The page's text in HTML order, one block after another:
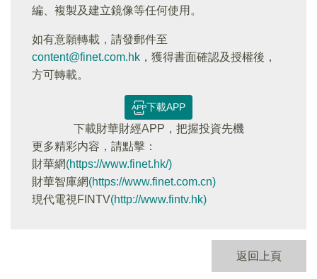
編、複製及建立鏡像等任何使用。
如有意願轉載，請發郵件至
content@finet.com.hk ，獲得書面確認及授權後，
方可轉載。
下載APP
下載財華財經APP，把握投資先機
更多精彩内容，請點擊：
財華網(https://www.finet.hk/)
財華智庫網(https://www.finet.com.cn)
現代電視FINTV(http://www.fintv.hk)
返回上頁